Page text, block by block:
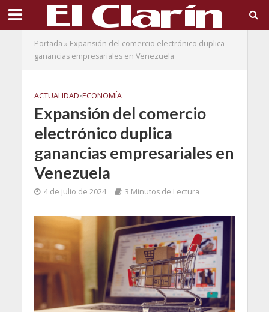
Portada » Expansión del comercio electrónico duplica
ganancias empresariales en Venezuela
ACTUALIDAD•ECONOMÍA
Expansión del comercio
electrónico duplica
ganancias empresariales en
Venezuela
4 de julio de 2024 3 Minutos de Lectura